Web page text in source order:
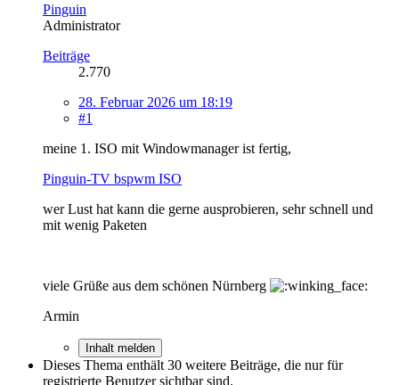
Pinguin
Administrator
Beiträge
2.770
28. Februar 2026 um 18:19
#1
meine 1. ISO mit Windowmanager ist fertig,
Pinguin-TV bspwm ISO
wer Lust hat kann die gerne ausprobieren, sehr schnell und
mit wenig Paketen
viele Grüße aus dem schönen Nürnberg
Armin
Inhalt melden
Dieses Thema enthält 30 weitere Beiträge, die nur für
registrierte Benutzer sichtbar sind.